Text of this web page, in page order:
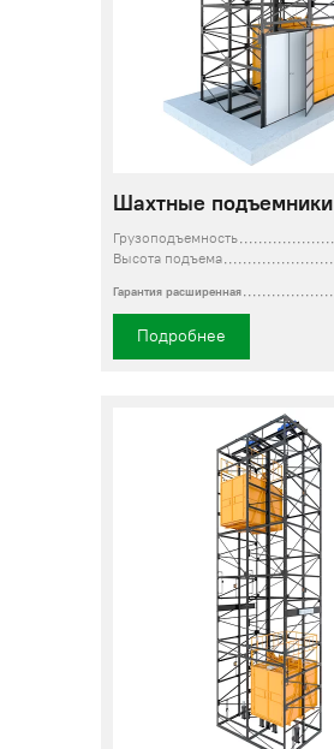
Шахтные подъемники
Грузоподъемность
Высота подъема
Гарантия расширенная
Подробнее